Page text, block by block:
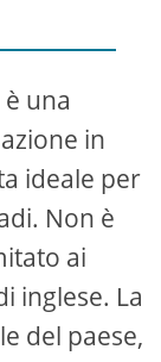
una
in
ideale per
Non è
ai
inglese. La
del paese,